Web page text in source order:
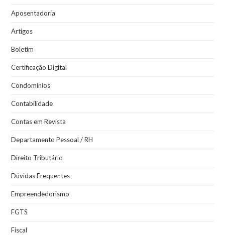
Aposentadoria
Artigos
Boletim
Certificação Digital
Condomínios
Contabilidade
Contas em Revista
Departamento Pessoal / RH
Direito Tributário
Dúvidas Frequentes
Empreendedorismo
FGTS
Fiscal